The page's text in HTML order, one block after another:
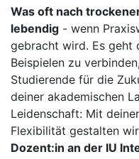
Was oft nach
lebendig - wenn
gebracht wird. Es geht
Beispielen zu
Studierende für die
deiner akademischen
Leidenschaft: Mit
Flexibilität gestalten
Dozent:in an der IU